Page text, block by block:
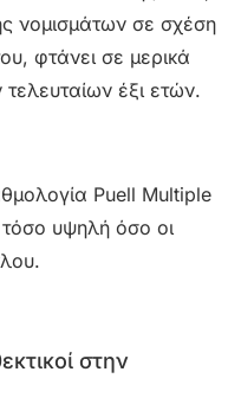
νομισμάτων σε σχέση
φτάνει σε μερικά
έξι ετών.
Puell Multiple
υψηλή όσο οι
στην